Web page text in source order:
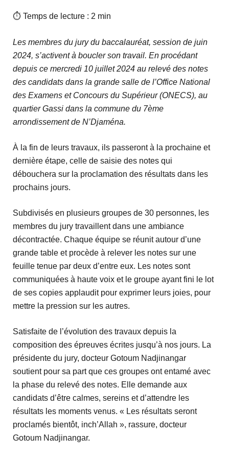
⏱ Temps de lecture : 2 min
Les membres du jury du baccalauréat, session de juin
2024, s’activent à boucler son travail. En procédant
depuis ce mercredi 10 juillet 2024 au relevé des notes
des candidats dans la grande salle de l’Office National
des Examens et Concours du Supérieur (ONECS), au
quartier Gassi dans la commune du 7ème
arrondissement de N’Djaména.
À la fin de leurs travaux, ils passeront à la prochaine et
dernière étape, celle de saisie des notes qui
débouchera sur la proclamation des résultats dans les
prochains jours.
Subdivisés en plusieurs groupes de 30 personnes, les
membres du jury travaillent dans une ambiance
décontractée. Chaque équipe se réunit autour d’une
grande table et procède à relever les notes sur une
feuille tenue par deux d’entre eux. Les notes sont
communiquées à haute voix et le groupe ayant fini le lot
de ses copies applaudit pour exprimer leurs joies, pour
mettre la pression sur les autres.
Satisfaite de l’évolution des travaux depuis la
composition des épreuves écrites jusqu’à nos jours. La
présidente du jury, docteur Gotoum Nadjinangar
soutient pour sa part que ces groupes ont entamé avec
la phase du relevé des notes. Elle demande aux
candidats d’être calmes, sereins et d’attendre les
résultats les moments venus. « Les résultats seront
proclamés bientôt, inch’Allah », rassure, docteur
Gotoum Nadjinangar.